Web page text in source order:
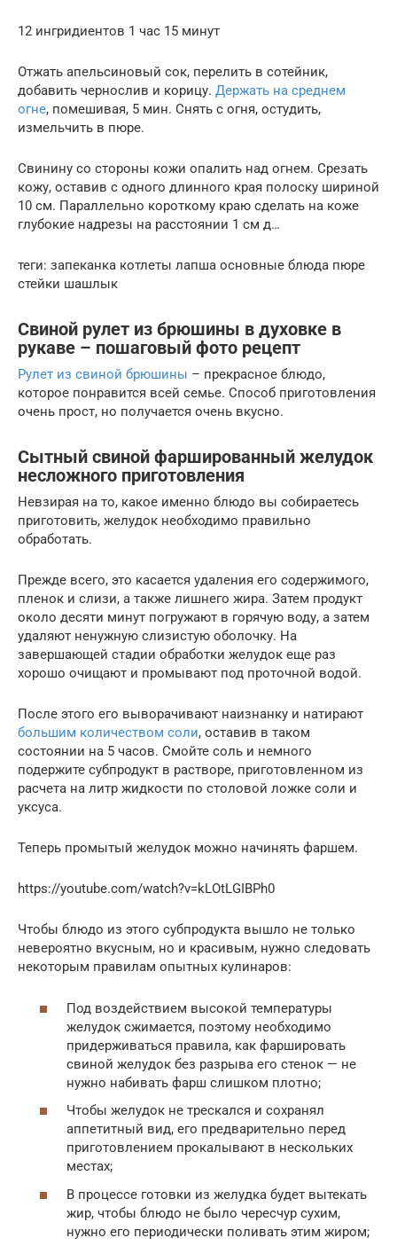
12 ингридиентов 1 час 15 минут
Отжать апельсиновый сок, перелить в сотейник,
добавить чернослив и корицу. Держать на среднем
огне, помешивая, 5 мин. Снять с огня, остудить,
измельчить в пюре.
Свинину со стороны кожи опалить над огнем. Срезать
кожу, оставив с одного длинного края полоску шириной
10 см. Параллельно короткому краю сделать на коже
глубокие надрезы на расстоянии 1 см д…
теги: запеканка котлеты лапша основные блюда пюре
стейки шашлык
Свиной рулет из брюшины в духовке в
рукаве – пошаговый фото рецепт
Рулет из свиной брюшины – прекрасное блюдо,
которое понравится всей семье. Способ приготовления
очень прост, но получается очень вкусно.
Сытный свиной фаршированный желудок
несложного приготовления
Невзирая на то, какое именно блюдо вы собираетесь
приготовить, желудок необходимо правильно
обработать.
Прежде всего, это касается удаления его содержимого,
пленок и слизи, а также лишнего жира. Затем продукт
около десяти минут погружают в горячую воду, а затем
удаляют ненужную слизистую оболочку. На
завершающей стадии обработки желудок еще раз
хорошо очищают и промывают под проточной водой.
После этого его выворачивают наизнанку и натирают
большим количеством соли, оставив в таком
состоянии на 5 часов. Смойте соль и немного
подержите субпродукт в растворе, приготовленном из
расчета на литр жидкости по столовой ложке соли и
уксуса.
Теперь промытый желудок можно начинять фаршем.
https://youtube.com/watch?v=kLOtLGIBPh0
Чтобы блюдо из этого субпродукта вышло не только
невероятно вкусным, но и красивым, нужно следовать
некоторым правилам опытных кулинаров:
Под воздействием высокой температуры
желудок сжимается, поэтому необходимо
придерживаться правила, как фаршировать
свиной желудок без разрыва его стенок — не
нужно набивать фарш слишком плотно;
Чтобы желудок не трескался и сохранял
аппетитный вид, его предварительно перед
приготовлением прокалывают в нескольких
местах;
В процессе готовки из желудка будет вытекать
жир, чтобы блюдо не было чересчур сухим,
нужно его периодически поливать этим жиром;